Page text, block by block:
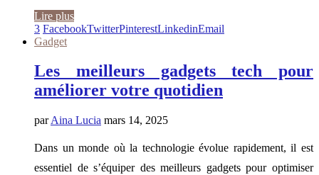
Lire plus
3 FacebookTwitterPinterestLinkedinEmail
Gadget
Les meilleurs gadgets tech pour
améliorer votre quotidien
parAina Lucia mars 14, 2025
Dans un monde où la technologie évolue rapidement, il est
essentiel de s’équiper des meilleurs gadgets pour optimiser